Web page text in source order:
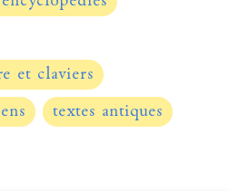
et claviers
textes antiques